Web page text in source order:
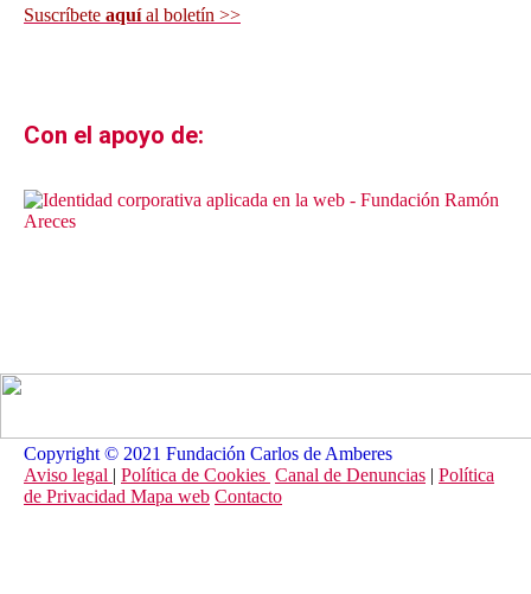
Suscríbete aquíal boletín >>
Con el apoyo de:
Copyright © 2021 Fundación Carlos de Amberes
Aviso legal | Política de Cookies Canal de Denuncias | Política
de Privacidad Mapa web Contacto